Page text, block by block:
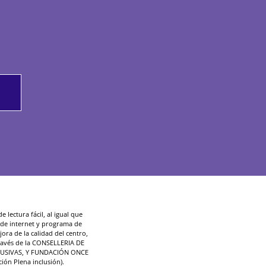
lectura fácil, al igual que
internet y programa de
de la calidad del centro,
de la CONSELLERIA DE
Y FUNDACIÓN ONCE
Plena inclusión).